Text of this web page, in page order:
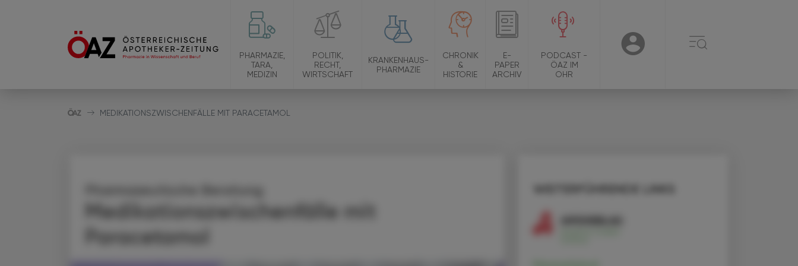
PHARMAZIE,
TARA,
MEDIZIN
POLITIK,
RECHT,
WIRTSCHAFT
KRANKENHAUS-
PHARMAZIE
CHRONIK
&
HISTORIE
E-
PAPER
ARCHIV
PODCAST -
ÖAZ IM
OHR
USER ☰
MEDIKATIONSZWISCHENFÄLLE MIT PARACETAMOL
Medikationszwischenfälle mit
Paracetamol